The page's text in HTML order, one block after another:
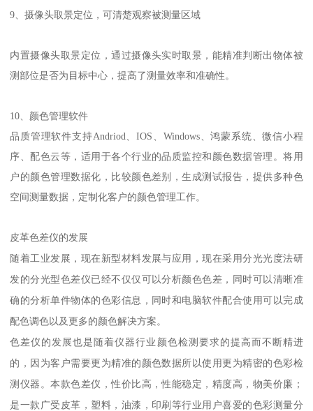
9 、摄像头取景定位，可清楚观察被测量区域
内置摄像头取景定位，通过摄像头实时取景，能精准判断出物体被
测部位是否为目标中心，提高了测量效率和准确性。
10 、颜色管理软件
品质管理软件支持Andriod 、IOS Windows、鸿蒙系统、微信小程
序、配色云等，适用于各个行业的品质监控和颜色数据管理。将用
户的颜色管理数据化，比较颜色差别，生成测试报告，提供多种色
空间测量数据，定制化客户的颜色管理工作。
皮革色差仪的发展
随着工业发展，现在新型材料发展与应用，现在采用分光光度法研
发的分光型色差仪已经不仅仅可以分析颜色色差，同时可以清晰准
确的分析单件物体的色彩信息，同时和电脑软件配合使用可以完成
配色调色以及更多的颜色解决方案。
色差仪的发展也是随着仪器行业颜色检测要求的提高而不断精进
的，因为客户需要更为精准的颜色数据所以使用更为精密的色彩检
测仪器。本款色差仪，性价比高，性能稳定，精度高，物美价廉；
是一款广受皮革，塑料，油漆，印刷等行业用户喜爱的色彩测量分